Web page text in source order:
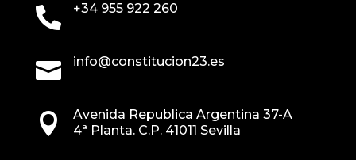
 +34 955 922 260
 info@constitucion23.es

Avenida Republica Argentina 37-A
4ª Planta. C.P. 41011 Sevilla